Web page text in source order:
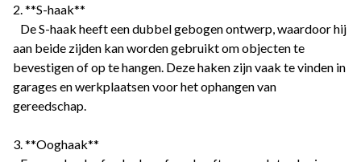
2. **S-haak**
De S-haak heeft een dubbel gebogen ontwerp, waardoor hij
aan beide zijden kan worden gebruikt om objecten te
bevestigen of op te hangen. Deze haken zijn vaak te vinden in
garages en werkplaatsen voor het ophangen van
gereedschap.
3. **Ooghaak**